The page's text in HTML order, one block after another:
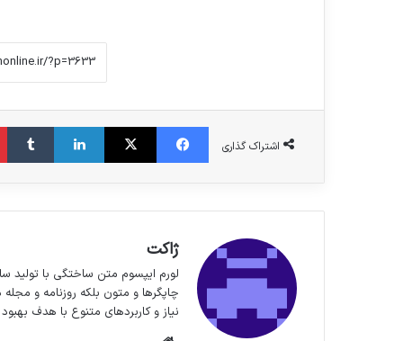
اشتراک گذاری
فیس بوک X لینکدین
ژاکت
لورم ایپسوم متن ساختگی با تولید
چاپگرها و متون بلکه روزنامه و
نیاز و کاربردهای متنوع با هدف